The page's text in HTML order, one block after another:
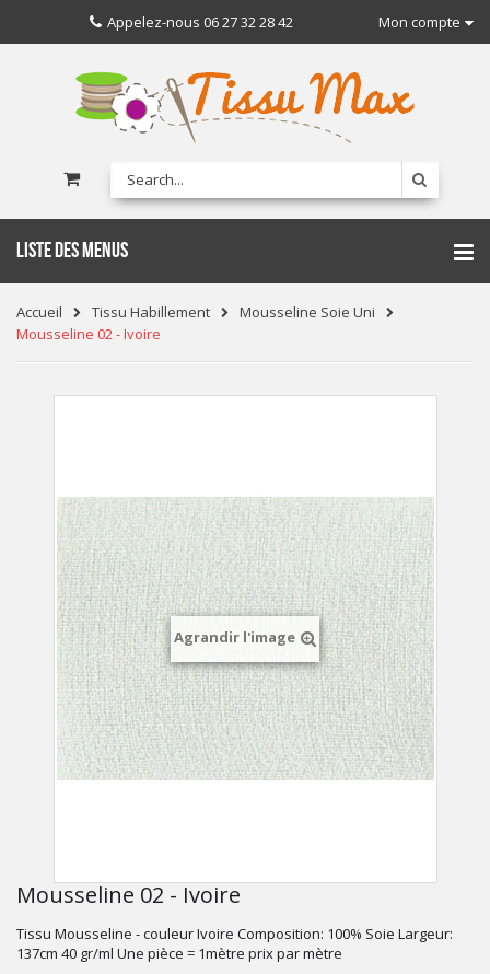
Mon compte
Appelez-nous 06 27 32 28 42
LISTE DES MENUS
Accueil Tissu Habillement
Mousseline Soie Uni
Mousseline 02 - Ivoire
Agrandir l'image
Mousseline 02 - Ivoire
Tissu Mousseline - couleur Ivoire Composition: 100% Soie Largeur:
137cm 40 gr/ml Une pièce = 1mètre prix par mètre